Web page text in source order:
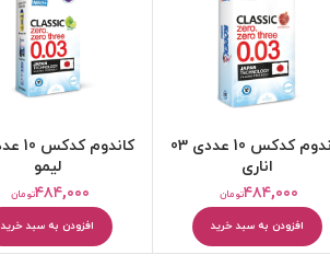
کرم مرطوب کننده
بالم و مرطوب کننده لب
کاندوم کدکس 10 عددی 03
اناری
تومان۴۸۴,۰۰۰
افزودن به سبد خرید
لیمو
تومان۴۸۴,۰۰۰
افزودن به سبد خرید